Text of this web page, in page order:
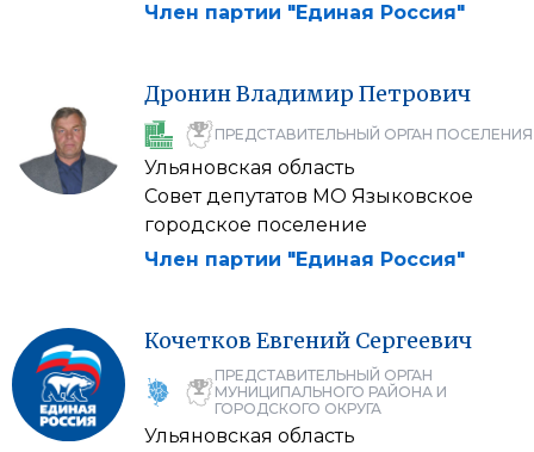
Член партии "Единая Россия"
ДронинВладимир Петрович
ПРЕДСТАВИТЕЛЬНЫЙ ОРГАН ПОСЕЛЕНИЯ
Ульяновская область
Совет депутатов МО Языковское
городское поселение
Член партии "Единая Россия"
Кочетков Евгений Сергеевич
ПРЕДСТАВИТЕЛЬНЫЙ ОРГАН
МУНИЦИПАЛЬНОГО РАЙОНА И
ГОРОДСКОГО ОКРУГА
Ульяновская область